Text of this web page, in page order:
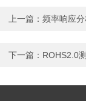
上一篇： 频率响应
下一篇： ROHS2.0